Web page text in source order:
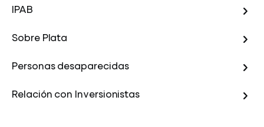
IPAB
Sobre Plata
Personas desaparecidas
Relación con Inversionistas